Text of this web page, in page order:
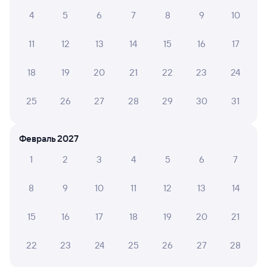
из Кисловодска
в Самару
03:30 22:18
ближайшие: 26, 30 сентября, 4 октября
Плацкарт Купе
251С Проходящий 8,1
из Владикавказа
в Санкт-Петербург-Главн.
07:51 02:29
4 5 6 7 8 9 10
11 12 13 14 15 16 17
18 19 20 21 22 23 24
25 26 27 28 29 30 31
Февраль 2027
1
2 3 4 5 6 7
8 9 10 11 12 13 14
15 16 17 18 19 20 21
22 23 24 25 26 27 28